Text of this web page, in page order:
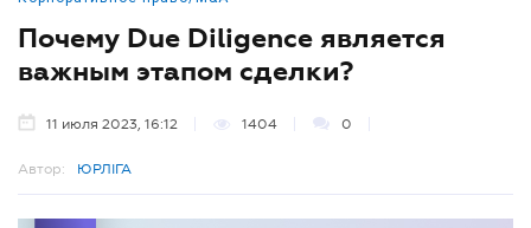
Почему Due Diligence является
важным этапом сделки?
11 июля 2023, 16:12 1404 0
Автор: ЮРЛІГА